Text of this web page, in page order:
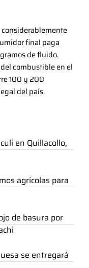
considerablemente
final paga
de fluido.
combustible en el
100 y 200
del país.
en Quillacollo,
agrícolas para
de basura por
se entregará